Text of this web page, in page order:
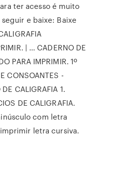
ter acesso é muito
e baixe: Baixe
| … CADERNO DE
PARA IMPRIMIR. 1º
CONSOANTES -
CALIGRAFIA 1.
DE CALIGRAFIA.
com letra
letra cursiva.